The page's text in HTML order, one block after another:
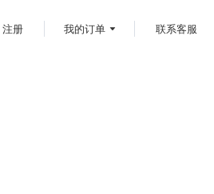
注册 我的订单 联系客服